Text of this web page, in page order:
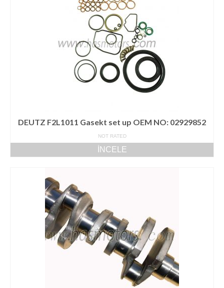
DEUTZ F2L1011 Gasekt set up OEM NO: 02929852
NOT RATED
İNCELE